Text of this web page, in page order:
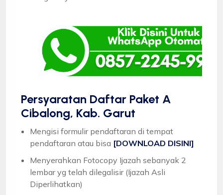
Persyaratan Daftar Paket A
Cibalong, Kab. Garut
Mengisi formulir pendaftaran di tempat
pendaftaran atau bisa [DOWNLOAD DISINI]
Menyerahkan Fotocopy Ijazah sebanyak 2
lembar yg telah dilegalisir (Ijazah Asli
Diperlihatkan)